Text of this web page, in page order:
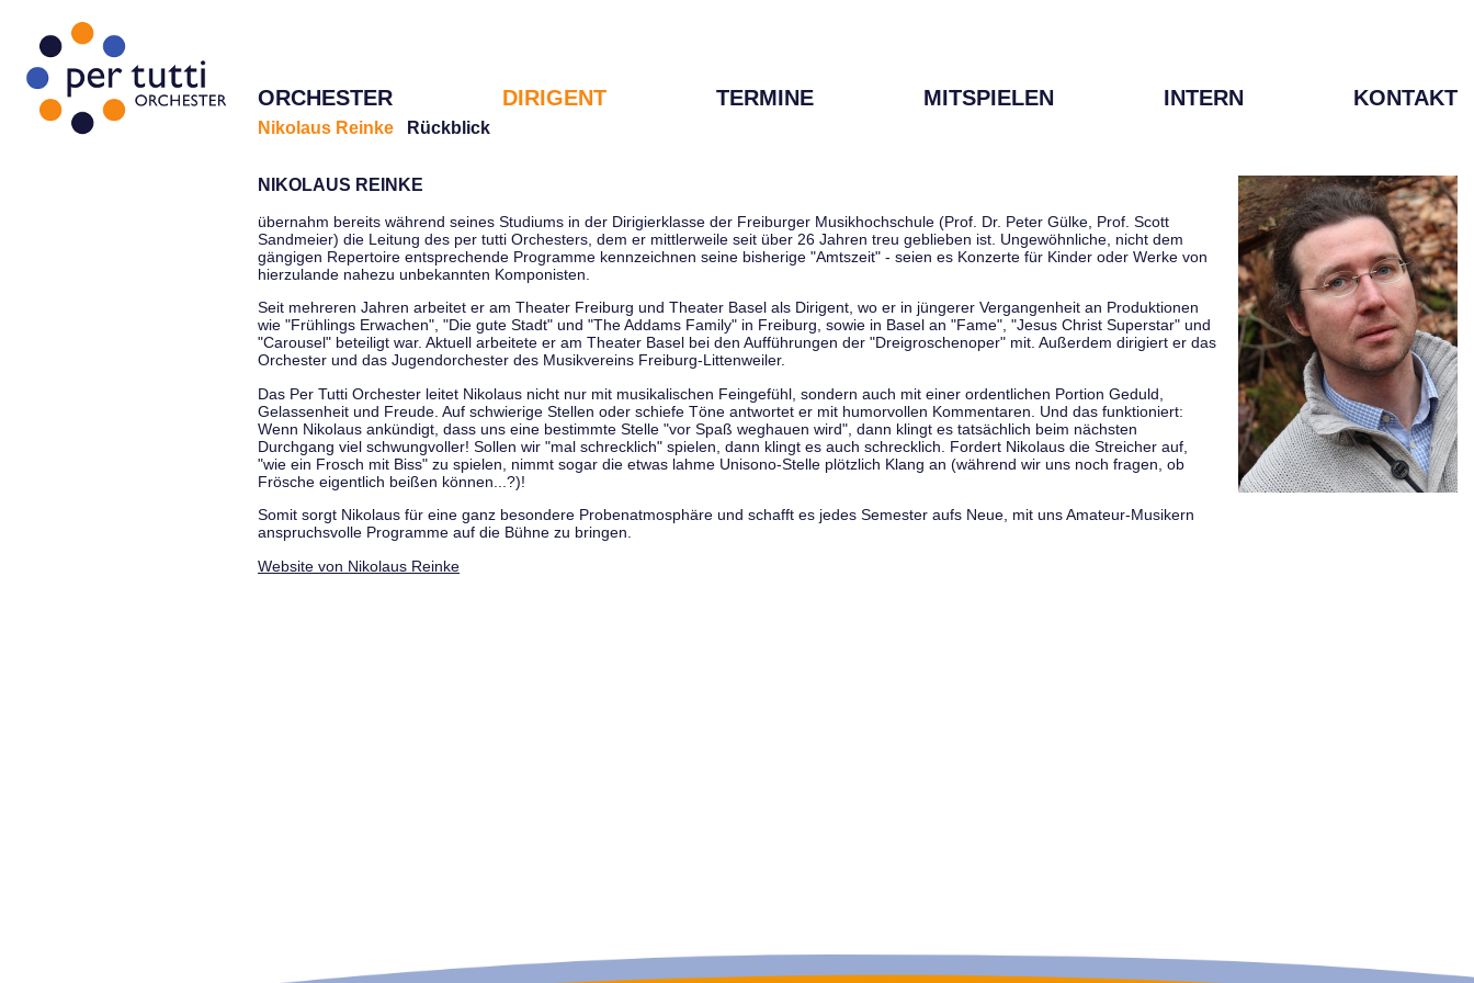
ORCHESTER DIRIGENT TERMINE MITSPIELEN INTERN KONTAKT
Nikolaus Reinke Rückblick
NIKOLAUS REINKE
übernahm bereits während seines Studiums in der Dirigierklasse der Freiburger Musikhochschule (Prof. Dr. Peter Gülke, Prof. Scott
Sandmeier) die Leitung des per tutti Orchesters, dem er mittlerweile seit über 26 Jahren treu geblieben ist. Ungewöhnliche, nicht dem
gängigen Repertoire entsprechende Programme kennzeichnen seine bisherige "Amtszeit" - seien es Konzerte für Kinder oder Werke von
hierzulande nahezu unbekannten Komponisten.
Seit mehreren Jahren arbeitet er am Theater Freiburg und Theater Basel als Dirigent, wo er in jüngerer Vergangenheit an Produktionen
wie "Frühlings Erwachen", "Die gute Stadt" und "The Addams Family" in Freiburg, sowie in Basel an "Fame", "Jesus Christ Superstar" und
"Carousel" beteiligt war. Aktuell arbeitete er am Theater Basel bei den Aufführungen der "Dreigroschenoper" mit. Außerdem dirigiert er das
Orchester und das Jugendorchester des Musikvereins Freiburg-Littenweiler.
Das Per Tutti Orchester leitet Nikolaus nicht nur mit musikalischen Feingefühl, sondern auch mit einer ordentlichen Portion Geduld,
Gelassenheit und Freude. Auf schwierige Stellen oder schiefe Töne antwortet er mit humorvollen Kommentaren. Und das funktioniert:
Wenn Nikolaus ankündigt, dass uns eine bestimmte Stelle "vor Spaß weghauen wird", dann klingt es tatsächlich beim nächsten
Durchgang viel schwungvoller! Sollen wir "mal schrecklich" spielen, dann klingt es auch schrecklich. Fordert Nikolaus die Streicher auf,
"wie ein Frosch mit Biss" zu spielen, nimmt sogar die etwas lahme Unisono-Stelle plötzlich Klang an (während wir uns noch fragen, ob
Frösche eigentlich beißen können...?)!
Somit sorgt Nikolaus für eine ganz besondere Probenatmosphäre und schafft es jedes Semester aufs Neue, mit uns Amateur-Musikern
anspruchsvolle Programme auf die Bühne zu bringen.
Website von Nikolaus Reinke